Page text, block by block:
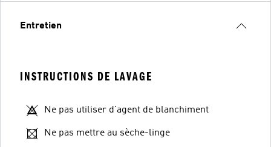
Entretien
INSTRUCTIONS DE LAVAGE
Ne pas utiliser d'agent de blanchiment
Ne pas mettre au sèche-linge